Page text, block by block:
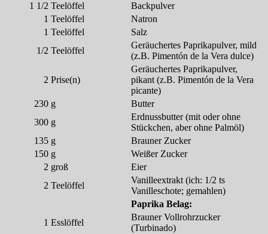
1 1/2 Teelöffel
Backpulver
1 Teelöffel
Natron
1 Teelöffel
Salz
1/2 Teelöffel
Geräuchertes Paprikapulver, mild
(z.B. Pimentón de la Vera dulce)
2 Prise(n)
Geräuchertes Paprikapulver,
pikant (z.B. Pimentón de la Vera
picante)
230 g
Butter
300 g
Erdnussbutter (mit oder ohne
Stückchen, aber ohne Palmöl)
135 g
Brauner Zucker
150 g
Weißer Zucker
2 groß
Eier
2 Teelöffel
Vanilleextrakt (ich: 1/2 ts
Vanilleschote; gemahlen)
Paprika Belag:
1 Esslöffel
Brauner Vollrohrzucker
(Turbinado)